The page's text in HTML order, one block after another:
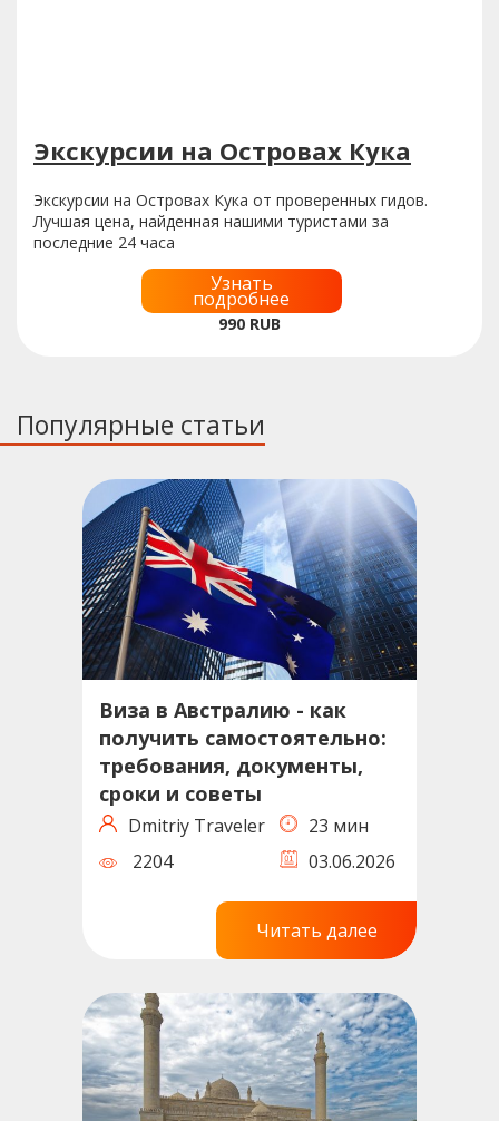
Экскурсии на Островах Кука
Экскурсии на Островах Кука от проверенных гидов.
Лучшая цена, найденная нашими туристами за
последние 24 часа
Узнать
подробнее
990 RUB
Популярные статьи
Виза в Австралию - как
получить самостоятельно:
требования, документы,
сроки и советы
Dmitriy Traveler
23 мин
2204
03.06.2026
Читать далее